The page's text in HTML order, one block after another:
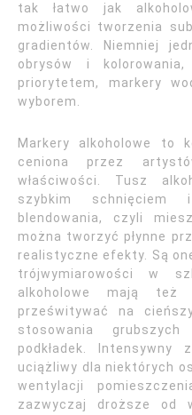
tak łatwo jak
możliwości tworzenia
gradientów. Niemniej
obrysów i
priorytetem, markery
wyborem.
Markery alkoholowe to
ceniona przez
właściwości. Tusz
szybkim schnięciem i
blendowania, czyli
można tworzyć płynne
realistyczne efekty. Są
trójwymiarowości w
alkoholowe mają też
prześwitywać na
stosowania
podkładek. Intensywny
uciążliwy dla niektórych
wentylacji
zazwyczaj droższe od